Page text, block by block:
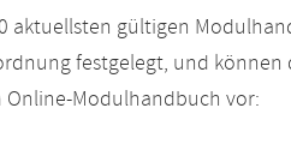
aktuellsten gültigen
festgelegt, und können
Online-Modulhandbuch vor: